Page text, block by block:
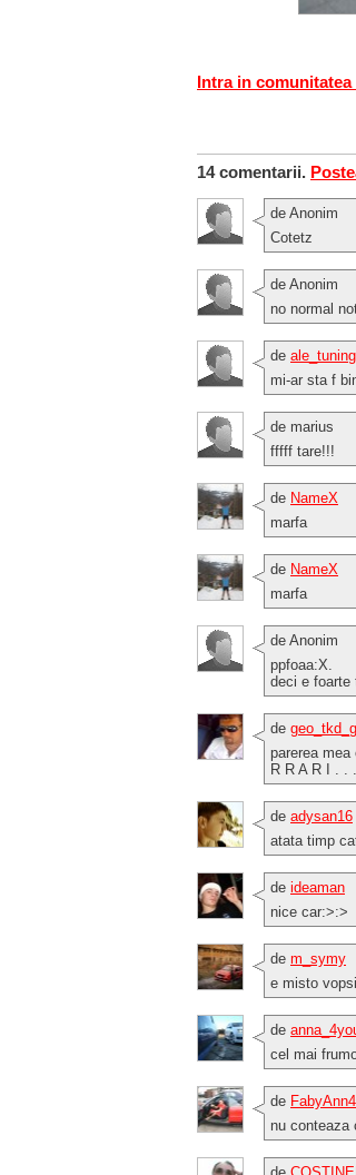
Intra in
14 comentarii.
de Anonim
Cotetz
de Anonim
no normal
de
mi-ar sta f
de marius
fffff tare!!!
de NameX
marfa
de NameX
marfa
de Anonim
ppfoaa:X.
deci e foarte
de
parerea
R R A R I . . .
de adysan16
atata timp
de ideaman
nice car:>:>
de m_symy
e misto
de
cel mai
de
nu conteaza